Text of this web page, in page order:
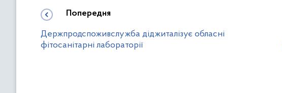
Попередня
Держпродспоживслужба діджиталізує обласні
фітосанітарні лабораторії